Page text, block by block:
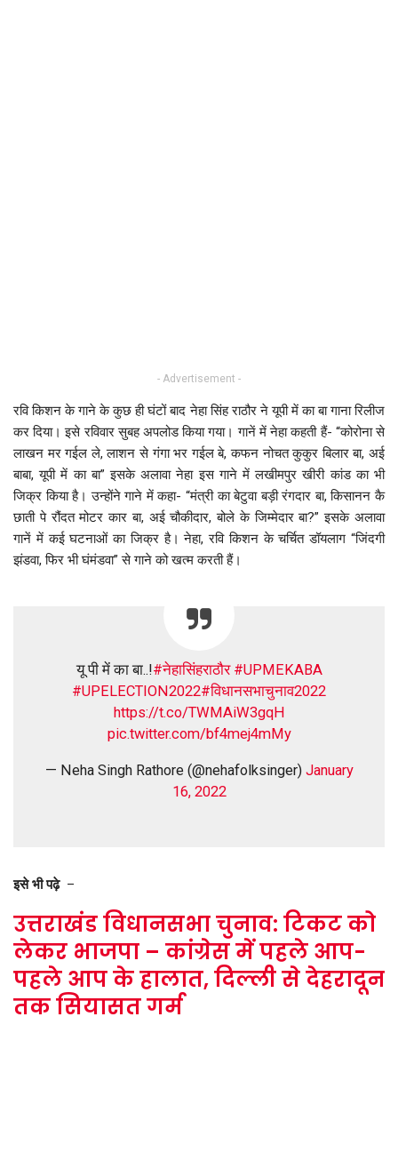
- Advertisement -
रवि किशन के गाने के कुछ ही घंटों बाद नेहा सिंह राठौर ने यूपी में का बा गाना रिलीज
कर दिया। इसे रविवार सुबह अपलोड किया गया। गानें में नेहा कहती हैं- “कोरोना से
लाखन मर गईल ले, लाशन से गंगा भर गईल बे, कफन नोचत कुकुर बिलार बा, अई
बाबा, यूपी में का बा” इसके अलावा नेहा इस गाने में लखीमपुर खीरी कांड का भी
जिक्र किया है। उन्होंने गाने में कहा- “मंत्री का बेटुवा बड़ी रंगदार बा, किसानन कै
छाती पे रौंदत मोटर कार बा, अई चौकीदार, बोले के जिम्मेदार बा?” इसके अलावा
गानें में कई घटनाओं का जिक्र है। नेहा, रवि किशन के चर्चित डॉयलाग “जिंदगी
झंडवा, फिर भी घंमंडवा” से गाने को खत्म करती हैं।
यू पी में का बा..!#नेहासिंहराठौर #UPMEKABA
#UPELECTION2022#विधानसभाचुनाव2022
https://t.co/TWMAiW3gqH
pic.twitter.com/bf4mej4mMy
— Neha Singh Rathore (@nehafolksinger) January
16, 2022
इसे भी पढ़े–
उत्तराखंड विधानसभा चुनाव: टिकट को
लेकर भाजपा – कांग्रेस में पहले आप-
पहले आप के हालात, दिल्ली से देहरादून
तक सियासत गर्म